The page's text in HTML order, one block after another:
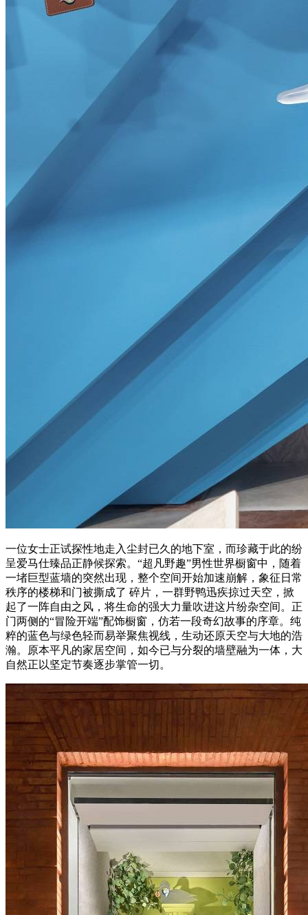
一位女士正试探性地走入尘封已久的地下室，而珍藏于此的纷
呈爱马仕臻品正静候探索。“超凡野趣”男性世界橱窗中，随着
一堵巨型蓝墙的突然出现，整个空间开始加速崩解，象征日常
秩序的楼梯和门被撕成了 碎片，一群野鸭迅疾掠过天空，掀
起了一阵自由之风，将生命的强大力量吹进这片纷杂空间。正
门两侧的“冒险开端”配饰橱窗，仿若一段奇幻故事的序章。纯
粹的蓝色与绿色轻而易举聚焦视线，生动还原天空与大地的浩
瀚。原本平凡的家居空间，如今已与分裂的墙壁融为一体，大
自然正以坚定节奏逐步掌管一切。